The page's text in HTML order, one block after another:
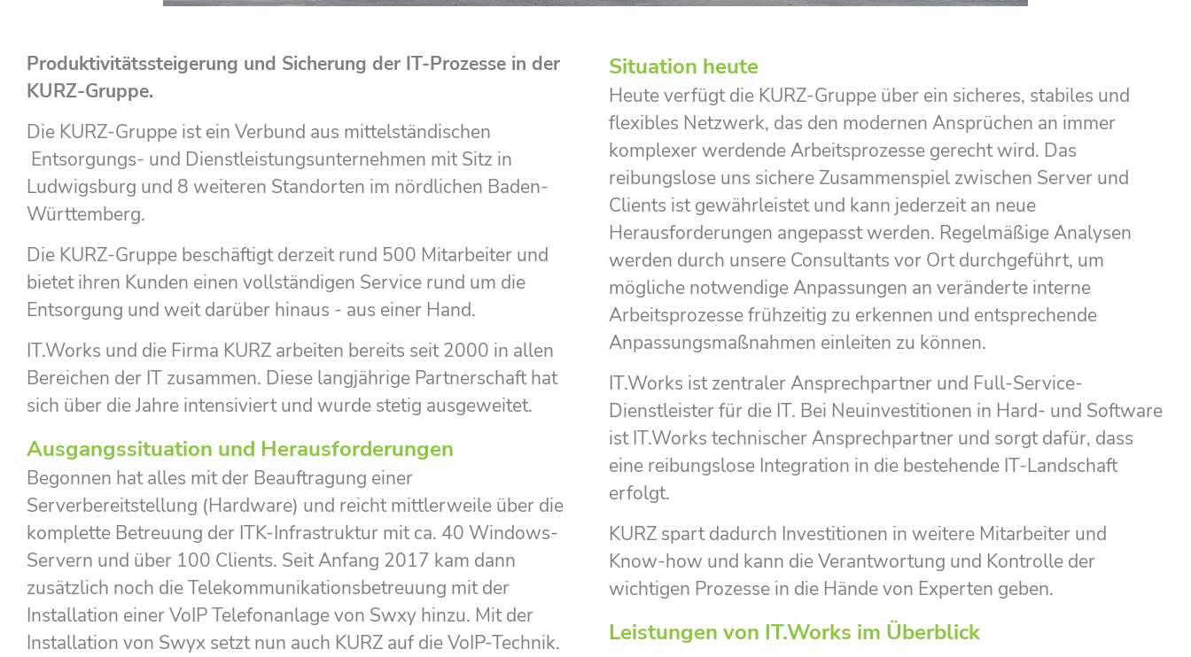
Produktivitätssteigerung und Sicherung der IT-Prozesse in der
KURZ-Gruppe.
Die KURZ-Gruppe ist ein Verbund aus mittelständischen
Entsorgungs- und Dienstleistungsunternehmen mit Sitz in
Ludwigsburg und 8 weiteren Standorten im nördlichen Baden-
Württemberg.
Die KURZ-Gruppe beschäftigt derzeit rund 500 Mitarbeiter und
bietet ihren Kunden einen vollständigen Service rund um die
Entsorgung und weit darüber hinaus - aus einer Hand.
IT.Works und die Firma KURZ arbeiten bereits seit 2000 in allen
Bereichen der IT zusammen. Diese langjährige Partnerschaft hat
sich über die Jahre intensiviert und wurde stetig ausgeweitet.
Ausgangssituation und Herausforderungen
Begonnen hat alles mit der Beauftragung einer
Serverbereitstellung (Hardware) und reicht mittlerweile über die
komplette Betreuung der ITK-Infrastruktur mit ca. 40 Windows-
Servern und über 100 Clients. Seit Anfang 2017 kam dann
zusätzlich noch die Telekommunikationsbetreuung mit der
Installation einer VoIP Telefonanlage von Swxy hinzu. Mit der
Installation von Swyx setzt nun auch KURZ auf die VoIP-Technik.
Situation heute
Heute verfügt die KURZ-Gruppe über ein sicheres, stabiles und
flexibles Netzwerk, das den modernen Ansprüchen an immer
komplexer werdende Arbeitsprozesse gerecht wird. Das
reibungslose uns sichere Zusammenspiel zwischen Server und
Clients ist gewährleistet und kann jederzeit an neue
Herausforderungen angepasst werden. Regelmäßige Analysen
werden durch unsere Consultants vor Ort durchgeführt, um
mögliche notwendige Anpassungen an veränderte interne
Arbeitsprozesse frühzeitig zu erkennen und entsprechende
Anpassungsmaßnahmen einleiten zu können.
IT.Works ist zentraler Ansprechpartner und Full-Service-
Dienstleister für die IT. Bei Neuinvestitionen in Hard- und Software
ist IT.Works technischer Ansprechpartner und sorgt dafür, dass
eine reibungslose Integration in die bestehende IT-Landschaft
erfolgt.
KURZ spart dadurch Investitionen in weitere Mitarbeiter und
Know-how und kann die Verantwortung und Kontrolle der
wichtigen Prozesse in die Hände von Experten geben.
Leistungen von IT.Works im Überblick